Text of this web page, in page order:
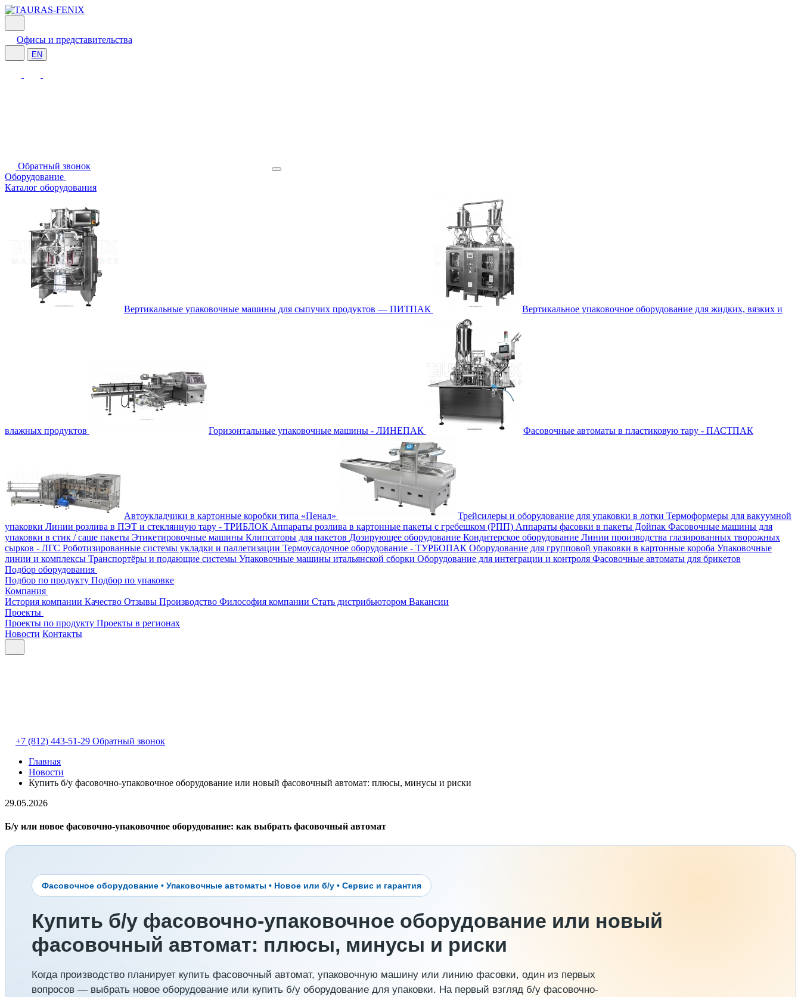
Офисы и представительства
EN
Обратный звонок
Оборудование
Каталог оборудования
Вертикальные упаковочные машины для сыпучих продуктов — ПИТПАК Вертикальное упаковочное оборудование для жидких, вязких и
влажных продуктов Горизонтальные упаковочные машины - ЛИНЕПАК Фасовочные автоматы в пластиковую тару - ПАСТПАК
Автоукладчики в картонные коробки типа «Пенал» Трейсилеры и оборудование для упаковки в лотки Термоформеры для вакуумной
упаковки Линии розлива в ПЭТ и стеклянную тару - ТРИБЛОК Аппараты розлива в картонные пакеты с гребешком (РПП) Аппараты фасовки в пакеты Дойпак Фасовочные машины для
упаковки в стик / саше пакеты Этикетировочные машины Клипсаторы для пакетов Дозирующее оборудование Кондитерское оборудование Линии производства глазированных творожных
сырков - ЛГС Роботизированные системы укладки и паллетизации Термоусадочное оборудование - ТУРБОПАК Оборудование для групповой упаковки в картонные короба Упаковочные
линии и комплексы Транспортёры и подающие системы Упаковочные машины итальянской сборки Оборудование для интеграции и контроля Фасовочные автоматы для брикетов
Подбор оборудования
Подбор по продукту Подбор по упаковке
Компания
История компании Качество Отзывы Производство Философия компании Стать дистрибьютором Вакансии
Проекты
Проекты по продукту Проекты в регионах
Новости Контакты
+7 (812) 443-51-29 Обратный звонок
Главная
Новости
Купить б/у фасовочно-упаковочное оборудование или новый фасовочный автомат: плюсы, минусы и риски
29.05.2026
Б/у или новое фасовочно-упаковочное оборудование: как выбрать фасовочный автомат
Фасовочное оборудование • Упаковочные автоматы • Новое или б/у • Сервис и гарантия
Купить б/у фасовочно-упаковочное оборудование или новый
фасовочный автомат: плюсы, минусы и риски
Когда производство планирует купить фасовочный автомат, упаковочную машину или линию фасовки, один из первых
вопросов — выбрать новое оборудование или купить б/у оборудование для упаковки. На первый взгляд б/у фасовочно-